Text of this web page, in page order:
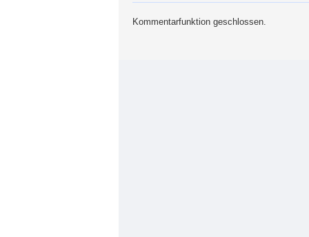
Kommentarfunktion geschlossen.